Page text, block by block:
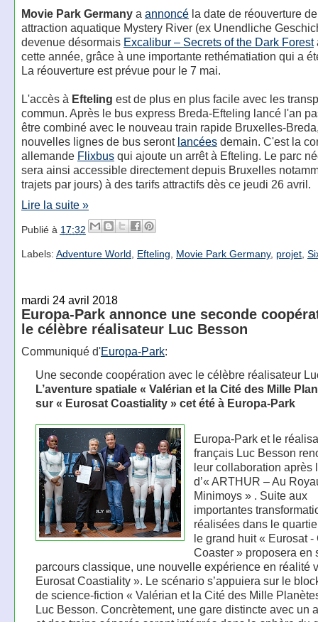
Movie Park Germanya annoncéla date de réouverture
attraction aquatique Mystery River (ex Unendliche
devenue désormais Excalibur – Secrets of the Dark Forest
cette année, grâce à une importante rethématiation qui a
La réouverture est prévue pour le 7 mai.
L'accès à Efteling est de plus en plus facile avec les
commun. Après le bus express Breda-Efteling lancé l'an
être combiné avec le nouveau train rapide Bruxelles-
nouvelles lignes de bus seront lancéesdemain. C'est la
allemande Flixbusqui ajoute un arrêt à Efteling. Le parc
sera ainsi accessible directement depuis Bruxelles
trajets par jours) à des tarifs attractifs dès ce jeudi 26 avril.
Lire la suite »
Publié à 17:32
Labels: Adventure World Efteling Movie Park Germany, projet,
mardi 24 avril 2018
Europa-Park annonce une seconde
le célèbre réalisateur Luc Besson
Communiqué d'Europa-Park:
Une seconde coopération avec le célèbre réalisateur
L’aventure spatiale « Valérian et la Cité des Mille
sur « Eurosat Coastiality » cet été à Europa-Park
Europa-Park et le
français Luc Besson
leur collaboration après
d’« ARTHUR – Au
Minimoys » . Suite aux
importantes
réalisées dans le
le grand huit « Eurosat -
Coaster » proposera en
parcours classique, une nouvelle expérience en réalité
Eurosat Coastiality ». Le scénario s’appuiera sur le
de science-fiction « Valérian et la Cité des Mille
Luc Besson. Concrètement, une gare distincte avec un